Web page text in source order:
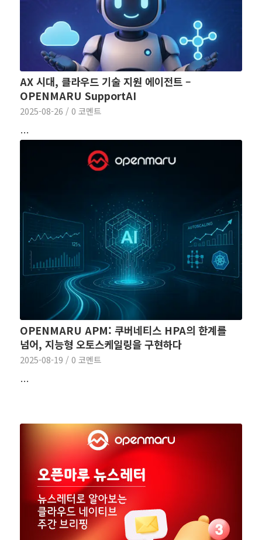
AX 시대, 클라우드 기술 지원 에이전트 –
OPENMARU SupportAI
2025-08-26 / 0 코멘트
…
OPENMARU APM: 쿠버네티스 HPA의 한계를
넘어, 지능형 오토스케일링을 구현하다
2025-08-19 / 0 코멘트
…